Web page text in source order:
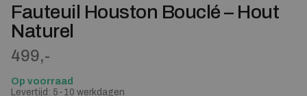
Fauteuil Houston Bouclé – Hout
Naturel
499,-
Op voorraad
Levertijd: 5-10 werkdagen